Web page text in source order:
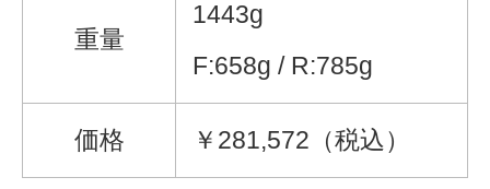
重量
1443g
F:658g / R:785g
価格 ￥281,572（税込）